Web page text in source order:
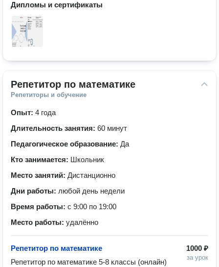
Дипломы и сертификаты
Репетитор по математике
Репетиторы и обучение
Опыт: 4 года
Длительность занятия: 60 минут
Педагогическое образование: Да
Кто занимается: Школьник
Место занятий: Дистанционно
Дни работы: любой день недели
Время работы: с 9:00 по 19:00
Место работы: удалённо
1000 ₽
за урок
Репетитор по математике
Репетитор по математике 5-8 классы (онлайн)